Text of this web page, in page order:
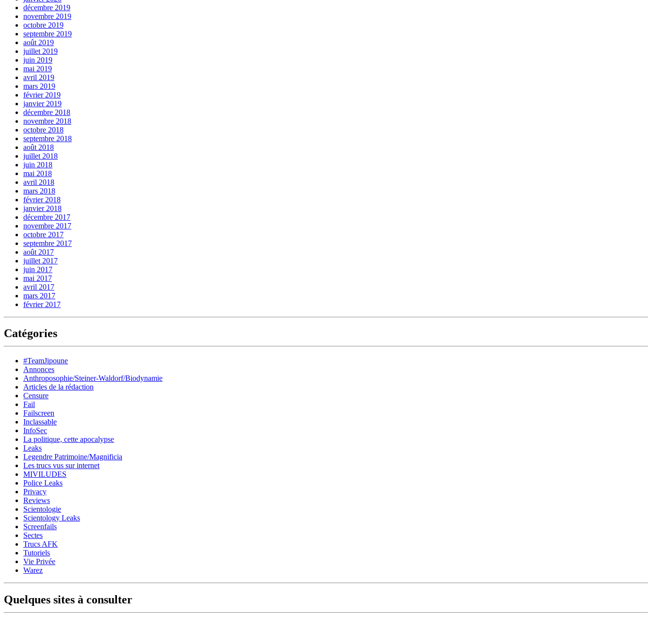
décembre 2019
novembre 2019
octobre 2019
septembre 2019
août 2019
juillet 2019
juin 2019
mai 2019
avril 2019
mars 2019
février 2019
janvier 2019
décembre 2018
novembre 2018
octobre 2018
septembre 2018
août 2018
juillet 2018
juin 2018
mai 2018
avril 2018
mars 2018
février 2018
janvier 2018
décembre 2017
novembre 2017
octobre 2017
septembre 2017
août 2017
juillet 2017
juin 2017
mai 2017
avril 2017
mars 2017
février 2017
Catégories
#TeamJipoune
Annonces
Anthroposophie/Steiner-Waldorf/Biodynamie
Articles de la rédaction
Censure
Fail
Failscreen
Inclassable
InfoSec
La politique, cette apocalypse
Leaks
Legendre Patrimoine/Magnificia
Les trucs vus sur internet
MIVILUDES
Police Leaks
Privacy
Reviews
Scientologie
Scientology Leaks
Screenfails
Sectes
Trucs AFK
Tutoriels
Vie Privée
Warez
Quelques sites à consulter